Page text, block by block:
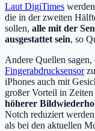
Laut DigiTimes
die in der zweiten
sollen, alle mit der
ausgestattet sein, so
Andere Quellen sagen,
Fingerabdrucksensorzu
iPhones auch mit
großer Vorteil in
höherer
Notch reduziert
als bei den aktuellen